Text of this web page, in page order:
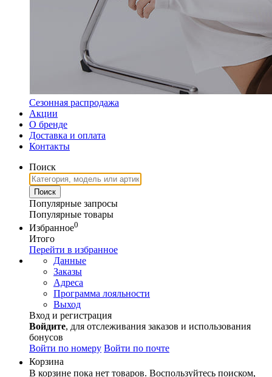
Сезонная распродажа
Акции
О бренде
Доставка и оплата
Контакты
Поиск
Популярные запросы
Популярные товары
Избранное0
Итого
Перейти в избранное
Данные
Заказы
Адреса
Программа лояльности
Выход
Вход и регистрация
Войдите, для отслеживания заказов и использования
бонусов
Войти по номеру Войти по почте
Корзина
В корзине пока нет товаров. Воспользуйтесь поиском,